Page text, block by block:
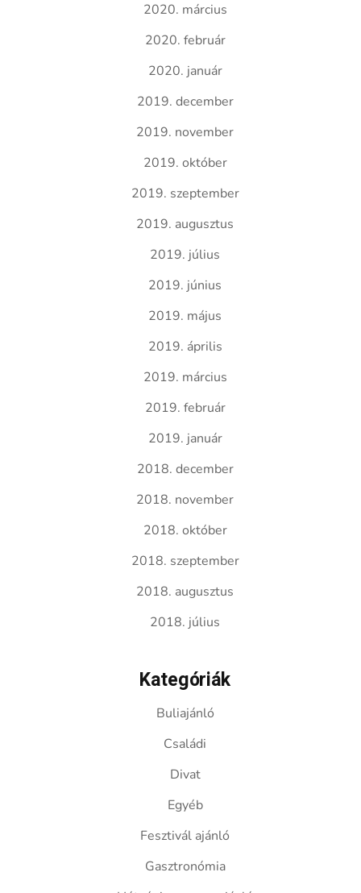
2020. március
2020. február
2020. január
2019. december
2019. november
2019. október
2019. szeptember
2019. augusztus
2019. július
2019. június
2019. május
2019. április
2019. március
2019. február
2019. január
2018. december
2018. november
2018. október
2018. szeptember
2018. augusztus
2018. július
Kategóriák
Buliajánló
Családi
Divat
Egyéb
Fesztivál ajánló
Gasztronómia